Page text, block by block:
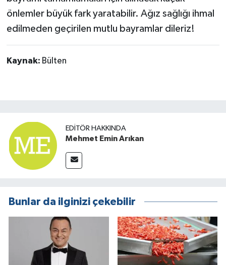
önlemler büyük fark yaratabilir. Ağız sağlığı ihmal
edilmeden geçirilen mutlu bayramlar dileriz!
Kaynak: Bülten
EDITÖR HAKKINDA
Mehmet Emin Arıkan
Bunlar da ilginizi çekebilir